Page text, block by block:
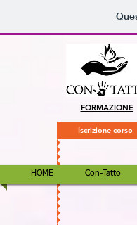
FORMAZIONE
Iscrizione corso
HOME Con-Tatto